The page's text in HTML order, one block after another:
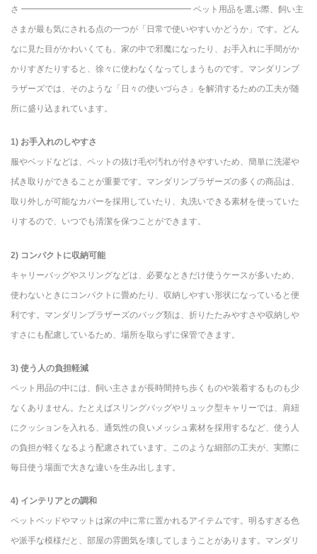
さ ━━━━━━━━━━━━━━━━━━━━ ペット用品を選ぶ際、飼い主
さまが最も気にされる点の一つが「日常で使いやすいかどうか」です。どん
なに見た目がかわいくても、家の中で邪魔になったり、お手入れに手間がか
かりすぎたりすると、徐々に使わなくなってしまうものです。マンダリンブ
ラザーズでは、そのような「日々の使いづらさ」を解消するための工夫が随
所に盛り込まれています。
1) お手入れのしやすさ
服やベッドなどは、ペットの抜け毛や汚れが付きやすいため、簡単に洗濯や
拭き取りができることが重要です。マンダリンブラザーズの多くの商品は、
取り外しが可能なカバーを採用していたり、丸洗いできる素材を使っていた
りするので、いつでも清潔を保つことができます。
2) コンパクトに収納可能
キャリーバッグやスリングなどは、必要なときだけ使うケースが多いため、
使わないときにコンパクトに畳めたり、収納しやすい形状になっていると便
利です。マンダリンブラザーズのバッグ類は、折りたたみやすさや収納しや
すさにも配慮しているため、場所を取らずに保管できます。
3) 使う人の負担軽減
ペット用品の中には、飼い主さまが長時間持ち歩くものや装着するものも少
なくありません。たとえばスリングバッグやリュック型キャリーでは、肩紐
にクッションを入れる、通気性の良いメッシュ素材を採用するなど、使う人
の負担が軽くなるよう配慮されています。このような細部の工夫が、実際に
毎日使う場面で大きな違いを生み出します。
4) インテリアとの調和
ペットベッドやマットは家の中に常に置かれるアイテムです。明るすぎる色
や派手な模様だと、部屋の雰囲気を壊してしまうことがあります。マンダリ